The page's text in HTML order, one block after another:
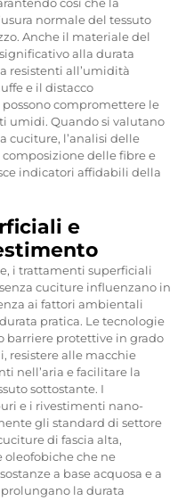
normale del tessuto
Anche il materiale del
alla durata
resistenti all’umidità
e il distacco
compromettere le
umidi. Quando si valutano
cuciture, l’analisi delle
delle fibre e
indicatori affidabili della
e
i trattamenti superficiali
cuciture influenzano in
ai fattori ambientali
pratica. Le tecnologie
barriere protettive in grado
resistere alle macchie
nell’aria e facilitare la
sottostante. I
e i rivestimenti nano-
gli standard di settore
di fascia alta,
oleofobiche che ne
a base acquosa e a
la durata